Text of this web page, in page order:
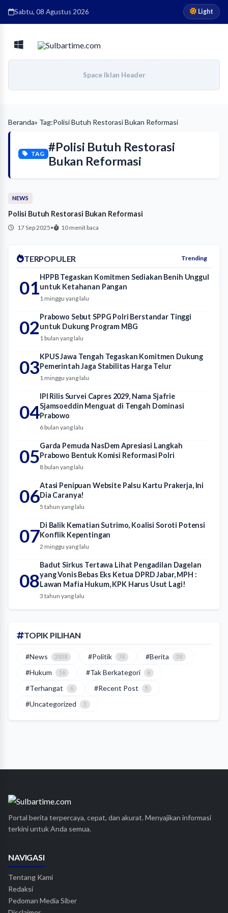
Sabtu, 08 Agustus 2026 Light
Space Iklan Header
Beranda» Tag:Polisi Butuh Restorasi Bukan Reformasi
TAG #Polisi Butuh Restorasi
Bukan Reformasi
NEWS
Polisi Butuh Restorasi Bukan Reformasi
17 Sep 2025• 10 menit baca
TERPOPULER Trending
01HPPB Tegaskan Komitmen Sediakan Benih Unggul
untuk Ketahanan Pangan
1 minggu yang lalu
02Prabowo Sebut SPPG Polri Berstandar Tinggi
untuk Dukung Program MBG
1 bulan yang lalu
03KPUS Jawa Tengah Tegaskan Komitmen Dukung
Pemerintah Jaga Stabilitas Harga Telur
1 minggu yang lalu
04
IPI Rilis Survei Capres 2029, Nama Sjafrie
Sjamsoeddin Menguat di Tengah Dominasi
Prabowo
6 bulan yang lalu
05Garda Pemuda NasDem Apresiasi Langkah
Prabowo Bentuk Komisi Reformasi Polri
8 bulan yang lalu
06Atasi Penipuan Website Palsu Kartu Prakerja, Ini
Dia Caranya!
5 tahun yang lalu
07Di Balik Kematian Sutrimo, Koalisi Soroti Potensi
Konflik Kepentingan
2 minggu yang lalu
08
Badut Sirkus Tertawa Lihat Pengadilan Dagelan
yang Vonis Bebas Eks Ketua DPRD Jabar, MPH :
Lawan Mafia Hukum, KPK Harus Usut Lagi!
3 tahun yang lalu
TOPIK PILIHAN
#News 2038 #Politik 74 #Berita 38
#Hukum 16 #Tak Berkategori 6
#Terhangat 6 #Recent Post 5
#Uncategorized 1
Portal berita terpercaya, cepat, dan akurat. Menyajikan informasi
terkini untuk Anda semua.
NAVIGASI
Tentang Kami
Redaksi
Pedoman Media Siber